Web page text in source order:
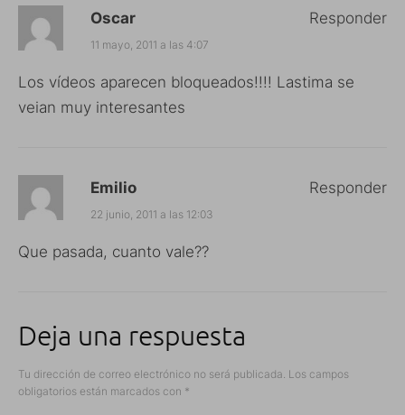
Oscar
11 mayo, 2011 a las 4:07
Los vídeos aparecen bloqueados!!!! Lastima se
veian muy interesantes
Responder
Emilio
22 junio, 2011 a las 12:03
Que pasada, cuanto vale??
Responder
Deja una respuesta
Tu dirección de correo electrónico no será publicada. Los campos
obligatorios están marcados con *